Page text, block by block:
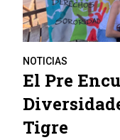
NOTICIAS
El Pre
Tigre